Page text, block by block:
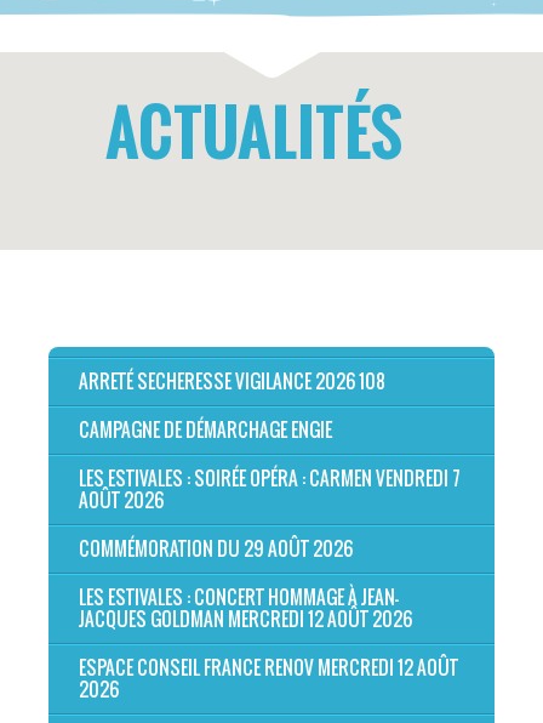
ACTUALITÉS
ARRETÉ SECHERESSE VIGILANCE 2026 108
CAMPAGNE DE DÉMARCHAGE ENGIE
LES ESTIVALES : SOIRÉE OPÉRA : CARMEN VENDREDI 7
AOÛT 2026
COMMÉMORATION DU 29 AOÛT 2026
LES ESTIVALES : CONCERT HOMMAGE À JEAN-
JACQUES GOLDMAN MERCREDI 12 AOÛT 2026
ESPACE CONSEIL FRANCE RENOV MERCREDI 12 AOÛT
2026